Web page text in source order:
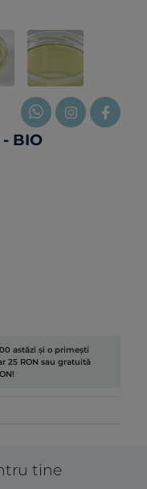
- BIO
astăzi și o primești
25 RON sau gratuită
tine